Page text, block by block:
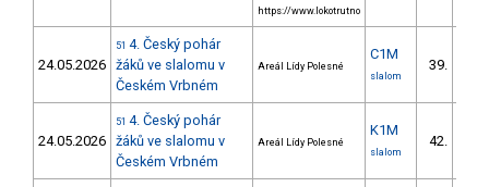
https://www.lokotrutno
24.05.2026
51 4. Český pohár
žáků ve slalomu v
Českém Vrbném
Areál Lídy Polesné
C1M
slalom
39.
24.05.2026
51 4. Český pohár
žáků ve slalomu v
Českém Vrbném
Areál Lídy Polesné
K1M
slalom
42.